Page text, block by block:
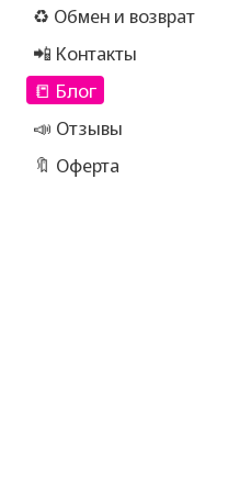
♻️ Обмен и возврат
📲 Контакты
📒 Блог
📣 Отзывы
🔖 Оферта